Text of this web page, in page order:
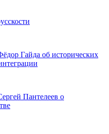
Гайда об исторических
Пантелеев о